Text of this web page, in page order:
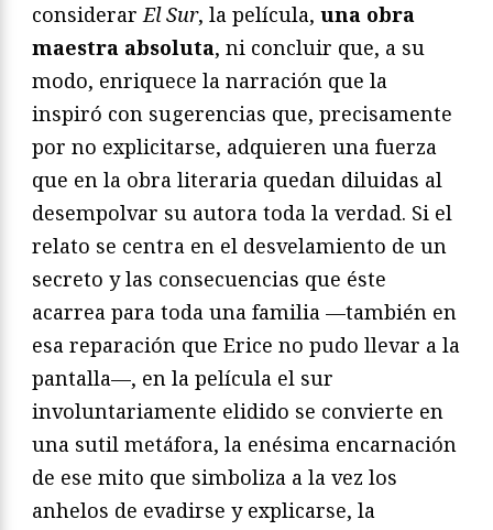
considerarEl Sur, la película, una obra
maestra absoluta, ni concluir que, a su
modo, enriquece la narración que la
inspiró con sugerencias que, precisamente
por no explicitarse, adquieren una fuerza
que en la obra literaria quedan diluidas al
desempolvar su autora toda la verdad. Si el
relato se centra en el desvelamiento de un
secreto y las consecuencias que éste
acarrea para toda una familia —también en
esa reparación que Erice no pudo llevar a la
pantalla—, en la película el sur
involuntariamente elidido se convierte en
una sutil metáfora, la enésima encarnación
de ese mito que simboliza a la vez los
anhelos de evadirse y explicarse, la